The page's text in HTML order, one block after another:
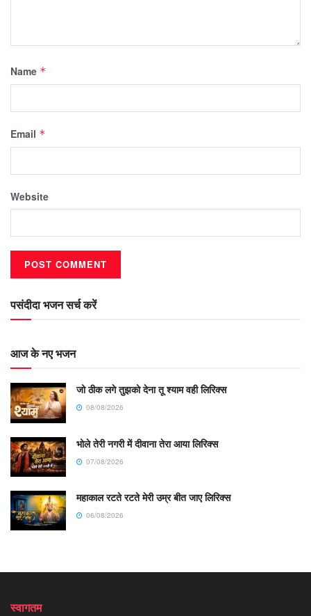
Name *
Email *
Website
पसंदीदा भजन सर्च करें
आज के नए भजन
जो ठीक लगे तुझको देना तू श्याम वही लिरिक्स
08/08/2026
भोले तेरी नगरी में दीवाना तेरा आया लिरिक्स
07/08/2026
महाकाल रटते रटते मेरी उम्र बीत जाए लिरिक्स
06/08/2026
स्वागतम